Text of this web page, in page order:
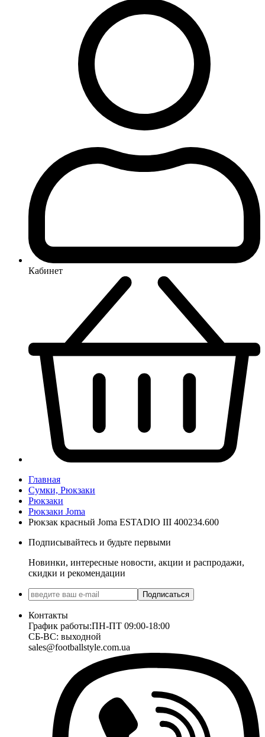
Кабинет
Главная
Сумки, Рюкзаки
Рюкзаки
Рюкзаки Joma
Рюкзак красный Joma ESTADIO III 400234.600
Подписывайтесь и будьте первыми
Новинки, интересные новости, акции и распродажи,
скидки и рекомендации
Подписаться
Контакты
График работы:ПН-ПТ 09:00-18:00
СБ-ВС: выходной
sales@footballstyle.com.ua